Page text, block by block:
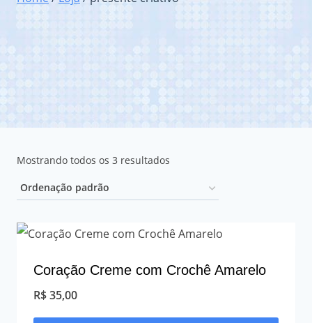
Mostrando todos os 3 resultados
Coração Creme com Crochê Amarelo
R$35,00